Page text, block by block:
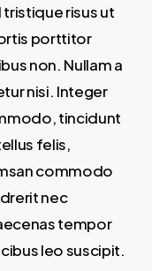
risus ut
porttitor
non. Nullam a
nisi. Integer
tincidunt
felis,
commodo
nec
tempor
leo suscipit.